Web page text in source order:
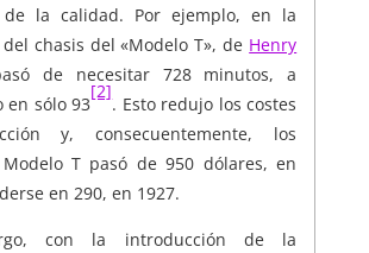
la calidad. Por ejemplo, en la
chasis del «Modelo T», de Henry
de necesitar 728 minutos, a
en sólo 93
[2]
. Esto redujo los costes
y, consecuentemente, los
T pasó de 950 dólares, en
en 290, en 1927.
con la introducción de la